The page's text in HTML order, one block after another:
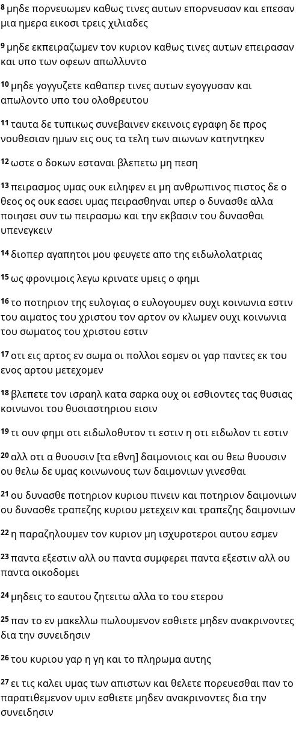
8 μηδε πορνευωμεν καθως τινες αυτων επορνευσαν και επεσαν
μια ημερα εικοσι τρεις χιλιαδες
9 μηδε εκπειραζωμεν τον κυριον καθως τινες αυτων επειρασαν
και υπο των οφεων απωλλυντο
10 μηδε γογγυζετε καθαπερ τινες αυτων εγογγυσαν και
απωλοντο υπο του ολοθρευτου
11 ταυτα δε τυπικως συνεβαινεν εκεινοις εγραφη δε προς
νουθεσιαν ημων εις ους τα τελη των αιωνων κατηντηκεν
12 ωστε ο δοκων εσταναι βλεπετω μη πεση
13πειρασμος υμας ουκ ειληφεν ει μη ανθρωπινος πιστος δε ο
θεος ος ουκ εασει υμας πειρασθηναι υπερ ο δυνασθε αλλα
ποιησει συν τω πειρασμω και την εκβασιν του δυνασθαι
υπενεγκειν
14διοπερ αγαπητοι μου φευγετε απο της ειδωλολατριας
15 ως φρονιμοις λεγω κρινατε υμεις ο φημι
16το ποτηριον της ευλογιας ο ευλογουμεν ουχι κοινωνια εστιν
του αιματος του χριστου τον αρτον ον κλωμεν ουχι κοινωνια
του σωματος του χριστου εστιν
17οτι εις αρτος εν σωμα οι πολλοι εσμεν οι γαρ παντες εκ του
ενος αρτου μετεχομεν
18 βλεπετε τον ισραηλ κατα σαρκα ουχ οι εσθιοντες τας θυσιας
κοινωνοι του θυσιαστηριου εισιν
19τι ουν φημι οτι ειδωλοθυτον τι εστιν η οτι ειδωλον τι εστιν
20αλλ οτι α θυουσιν [τα εθνη] δαιμονιοις και ου θεω θυουσιν
ου θελω δε υμας κοινωνους των δαιμονιων γινεσθαι
21 ου δυνασθε ποτηριον κυριου πινειν και ποτηριον δαιμονιων
ου δυνασθε τραπεζης κυριου μετεχειν και τραπεζης δαιμονιων
22 η παραζηλουμεν τον κυριον μη ισχυροτεροι αυτου εσμεν
23παντα εξεστιν αλλ ου παντα συμφερει παντα εξεστιν αλλ ου
παντα οικοδομει
24 μηδεις το εαυτου ζητειτω αλλα το του ετερου
25παν το εν μακελλω πωλουμενον εσθιετε μηδεν ανακρινοντες
δια την συνειδησιν
26του κυριου γαρ η γη και το πληρωμα αυτης
27ει τις καλει υμας των απιστων και θελετε πορευεσθαι παν το
παρατιθεμενον υμιν εσθιετε μηδεν ανακρινοντες δια την
συνειδησιν